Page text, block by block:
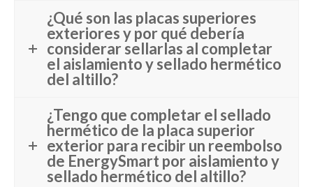
¿Qué son las placas superiores
exteriores y por qué debería
considerar sellarlas al completar
el aislamiento y sellado hermético
del altillo?
¿Tengo que completar el sellado
hermético de la placa superior
exterior para recibir un reembolso
de EnergySmart por aislamiento y
sellado hermético del altillo?